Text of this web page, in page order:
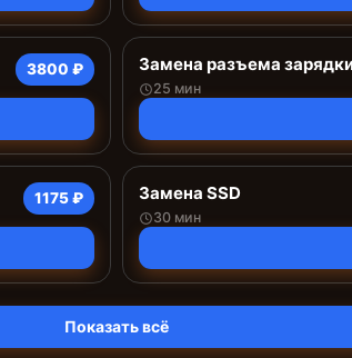
3800 ₽ Замена разъема
25 мин
1175 ₽ Замена SSD
30 мин
Показать всё